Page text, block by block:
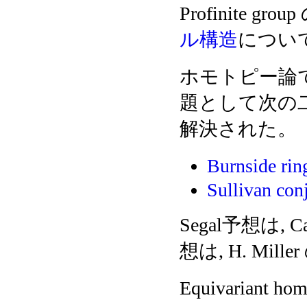
Profinite
ル構造につい
ホモトピー論
題として次の
解決された。
Burnside
Sullivan
Segal予想は,
想は, H. Miller
Equivariant